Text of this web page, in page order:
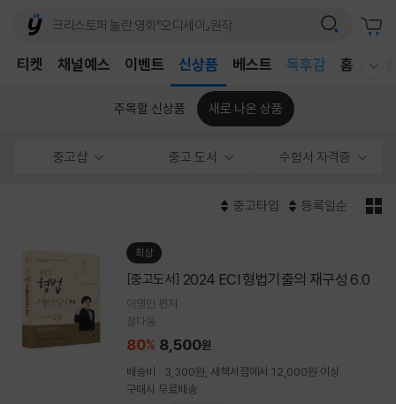
채널예스 이벤트 신상품 베스트
독후감
홈 국
티켓
주목할 신상품 새로 나온 상품
중고샵 중고 도서 수험서 자격증
중고타입 등록일순
최상
[중고도서] 2024 ECI 형법기출의 재구성 6.0
이영민 편저
참다움
80% 8,500원
배송비 : 3,300원, 새책서점에서 12,000원 이상
구매시 무료배송